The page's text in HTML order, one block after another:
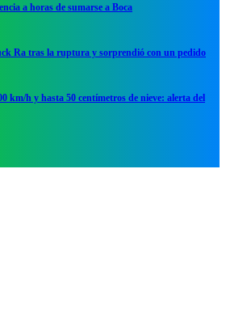
a horas de sumarse a Boca
Ra tras la ruptura y sorprendió con un pedido
km/h y hasta 50 centímetros de nieve: alerta del